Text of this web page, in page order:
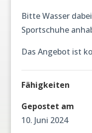
Bitte Wasser
Sportschuhe
Das Angebot ist
Fähigkeiten
Gepostet am
10. Juni 2024